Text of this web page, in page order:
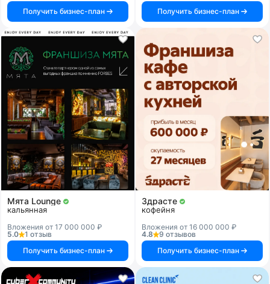
Получить бизнес-план
Получить бизнес-план
Мята Lounge
кальянная
Вложения от 17 000 000 ₽
5.0
1 отзыв
Получить бизнес-план
Здрасте
кофейня
Вложения от 16 000 000 ₽
4.8
9 отзывов
Получить бизнес-план